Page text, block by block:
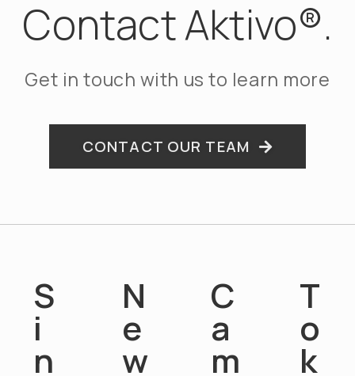
Contact Aktivo®.
Get in touch with us to learn more
CONTACT OUR TEAM
S
i
n
N
e
w
C
a
m
T
o
k